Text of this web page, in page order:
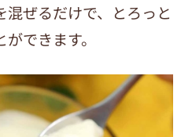
ぜるだけで、とろっと
できます。